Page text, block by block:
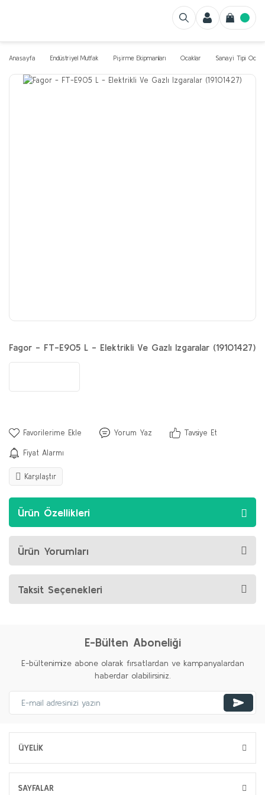
Anasayfa Endüstriyel Mutfak Pişirme Ekipmanları Ocaklar Sanayi Tipi Ocak
Fagor - FT-E905 L - Elektrikli Ve Gazlı Izgaralar (19101427)
Yorum Yaz Tavsiye Et
Fiyat Alarmı
Karşılaştır
Ürün Özellikleri
Ürün Yorumları
Taksit Seçenekleri
E-Bülten Aboneliği
E-bültenimize abone olarak fırsatlardan ve kampanyalardan
haberdar olabilirsiniz.
ÜYELİK
SAYFALAR